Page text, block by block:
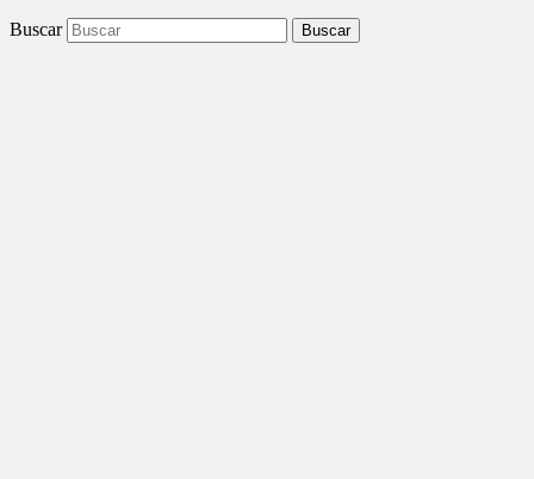
Buscar